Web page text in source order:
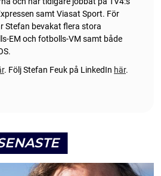
samt Viasat Sport. För
Stefan bevakat flera stora
EM och fotbolls-VM samt både
. Följ Stefan Feuk på LinkedIn här.